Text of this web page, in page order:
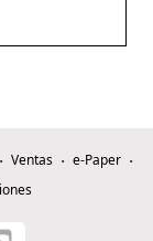
Ventas
e-Paper